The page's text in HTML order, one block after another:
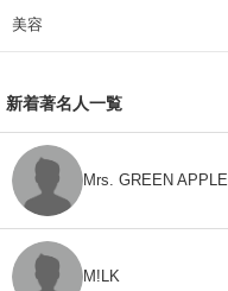
美容
新着著名人一覧
Mrs. GREEN APPLE
M!LK